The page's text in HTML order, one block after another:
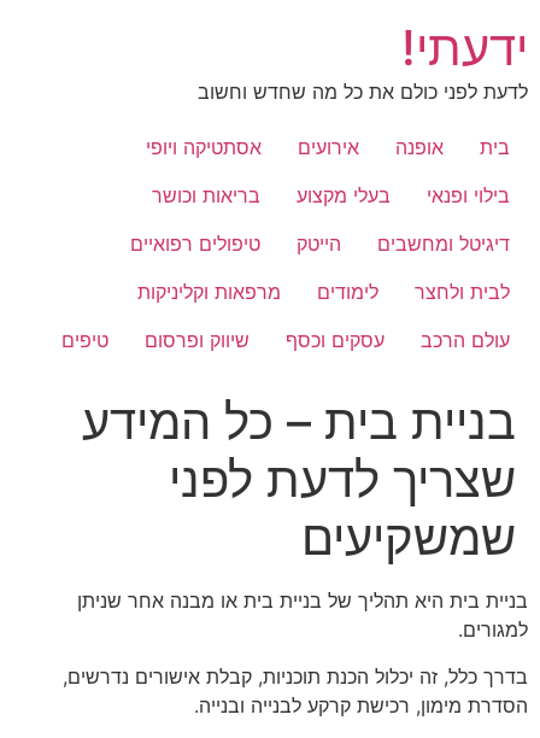
לתוכן
ידעתי!
לדעת לפני כולם את כל מה שחדש וחשוב
בית אופנה אירועים
אסתטיקה ויופי
בילוי ופנאי
בעלי מקצוע
בריאות וכושר
דיגיטל ומחשבים
הייטק
טיפולים רפואיים
לבית ולחצר
לימודים
מרפאות וקליניקות
עולם הרכב
עסקים וכסף שיווק ופרסום טיפים
בניית בית – כל המידע
שצריך לדעת לפני
שמשקיעים
בניית בית היא תהליך של בניית בית או מבנה אחר שניתן
למגורים.
בדרך כלל, זה יכלול הכנת תוכניות, קבלת אישורים נדרשים,
הסדרת מימון, רכישת קרקע לבנייה ובנייה.